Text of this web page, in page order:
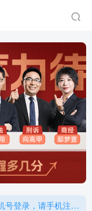
重要通知：因网站调整，现已经关闭手机号登录，请手机注册用户及时添加客服微信（微信号：dykz180），客服会协助将登陆方式更改为邮箱登录！